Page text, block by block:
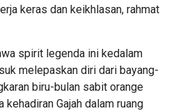
keras dan keikhlasan, rahmat
spirit legenda ini kedalam
melepaskan diri dari bayang-
biru-bulan sabit orange
kehadiran Gajah dalam ruang